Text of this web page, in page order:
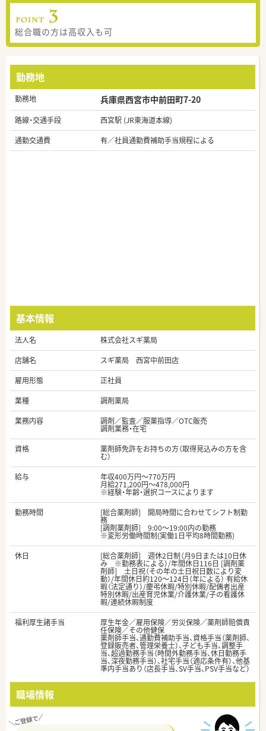
総合職の方は高収入も可
勤務地
勤務地 兵庫県西宮市中前田町7-20
路線・交通手段
西宮駅 (JR東海道本線)
通勤交通費
有／社員通勤費補助手当規程による
基本情報
法人名
株式会社スギ薬局
店舗名
スギ薬局 西宮中前田店
雇用形態
正社員
業種
調剤薬局
業務内容
調剤／監査／服薬指導／OTC販売
調剤業務・在宅
資格
薬剤師免許をお持ちの方（取得見込みの方を含
む）
給与
年収400万円～770万円
月給271,200円～478,000円
※経験・年齢・選択コースによります
勤務時間
[総合薬剤師] 開局時間に合わせてシフト制勤
務
[調剤薬剤師] 9:00～19:00内の勤務
※変形労働時間制(実働1日平均8時間勤務)
休日
[総合薬剤師] 週休2日制（月9日または10日休
み ※勤務表による）/年間休日116日 [調剤薬
剤師] 土日祝（その年の土日祝日数により変
動）/年間休日約120～124日（年による） 有給休
暇（法定通り）/慶弔休暇/特別休暇/配偶者出産
特別休暇/出産育児休業/介護休業/子の看護休
暇/連続休暇制度
福利厚生諸手当
厚生年金／雇用保険／労災保険／薬剤師賠償責
任保険／その他健保
薬剤師手当、通勤費補助手当、資格手当（薬剤師、
登録販売者、管理栄養士）、子ども手当、調整手
当、超過勤務手当（時間外勤務手当、休日勤務手
当、深夜勤務手当）、社宅手当（適応条件有）、他基
準内手当あり（店長手当、SV手当、PSV手当など）
職場情報